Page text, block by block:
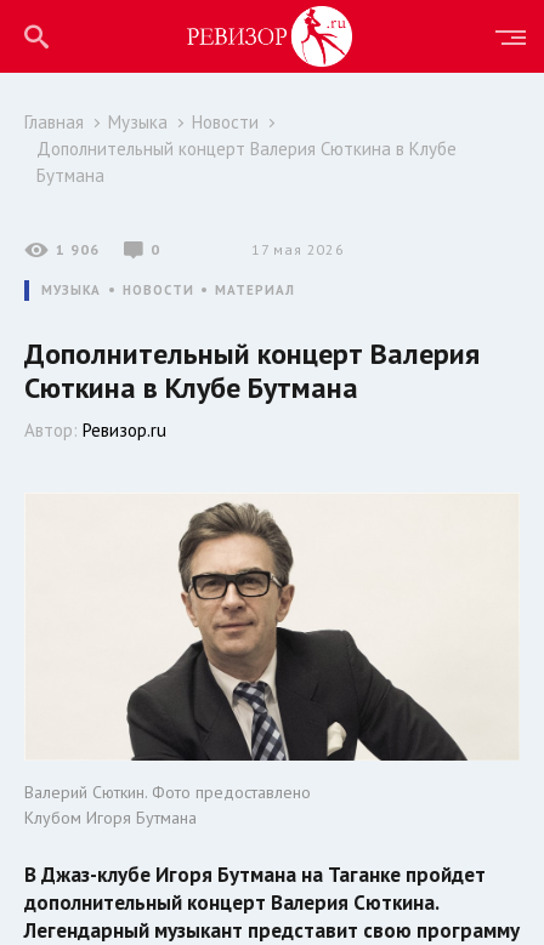
Главная Музыка
Новости
Дополнительный концерт Валерия Сюткина в Клубе
Бутмана
1 906 0 17 мая 2026
МУЗЫКА НОВОСТИ МАТЕРИАЛ
Дополнительный концерт Валерия
Сюткина в Клубе Бутмана
Автор: Ревизор.ru
Валерий Сюткин. Фото предоставлено
Клубом Игоря Бутмана
В Джаз-клубе Игоря Бутмана на Таганке пройдет
дополнительный концерт Валерия Сюткина.
Легендарный музыкант представит свою программу